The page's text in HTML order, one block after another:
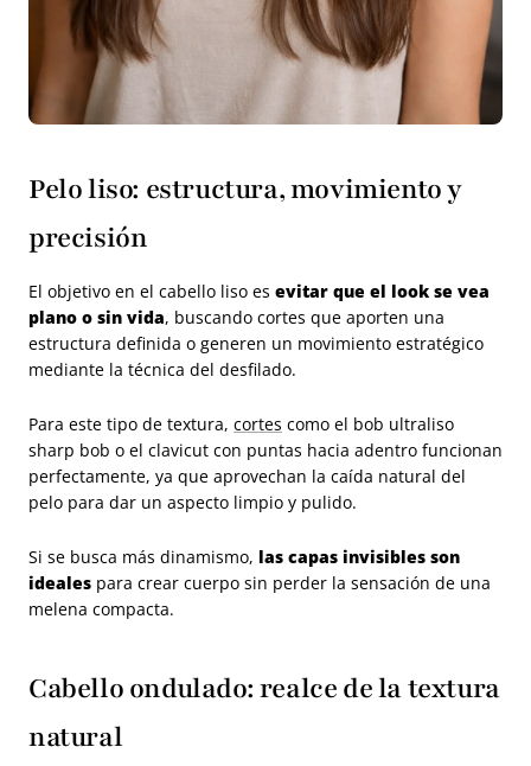
Pelo liso: estructura, movimiento y
precisión
El objetivo en el cabello liso es evitar que el look se vea
plano o sin vida, buscando cortes que aporten una
estructura definida o generen un movimiento estratégico
mediante la técnica del desfilado.
Para este tipo de textura, cortes como el bob ultraliso
sharp bob o el clavicut con puntas hacia adentro funcionan
perfectamente, ya que aprovechan la caída natural del
pelo para dar un aspecto limpio y pulido.
Si se busca más dinamismo, las capas invisibles son
ideales para crear cuerpo sin perder la sensación de una
melena compacta.
Cabello ondulado: realce de la textura
natural